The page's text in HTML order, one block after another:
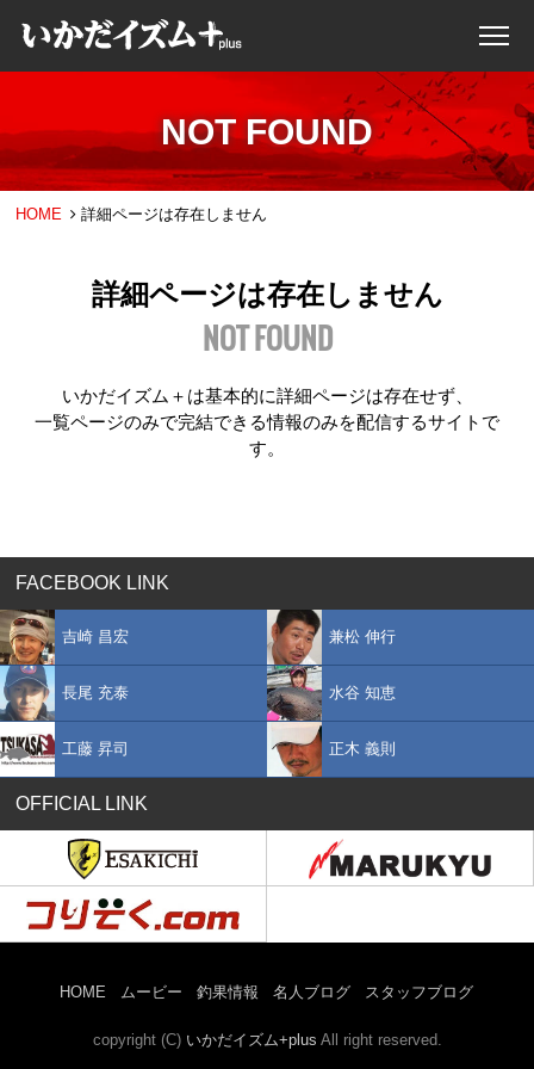
NOT FOUND
HOME 詳細ページは存在しません
詳細ページは存在しません
NOT FOUND
いかだイズム＋は基本的に詳細ページは存在せず、
一覧ページのみで完結できる情報のみを配信するサイトで
す。
FACEBOOK LINK
吉崎 昌宏 兼松 伸行
長尾 充泰 水谷 知恵
工藤 昇司 正木 義則
OFFICIAL LINK
HOME ムービー 釣果情報 名人ブログ スタッフブログ
copyright (C) いかだイズム+plus All right reserved.